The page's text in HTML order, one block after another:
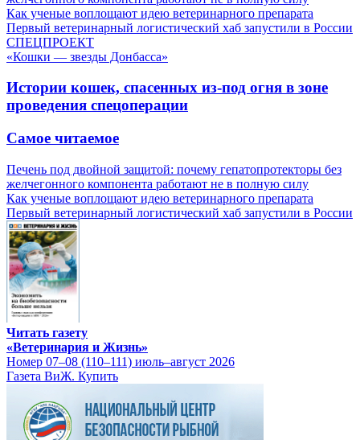
Как ученые воплощают идею ветеринарного препарата
Первый ветеринарный логистический хаб запустили в России
СПЕЦПРОЕКТ
«Кошки — звезды Донбасса»
Истории кошек, спасенных из-под огня в зоне
проведения спецоперации
Самое читаемое
Печень под двойной защитой: почему гепатопротекторы без
желчегонного компонента работают не в полную силу
Как ученые воплощают идею ветеринарного препарата
Первый ветеринарный логистический хаб запустили в России
Читать газету
«Ветеринария и Жизнь»
Номер 07–08 (110–111) июль–август 2026
Газета ВиЖ. Купить